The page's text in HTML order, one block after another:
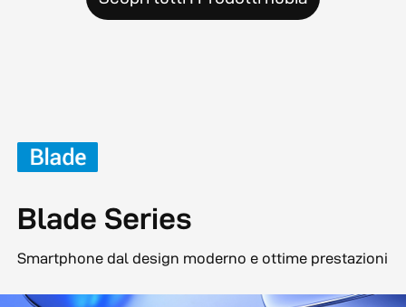
Blade Series
Smartphone dal design moderno e ottime prestazioni